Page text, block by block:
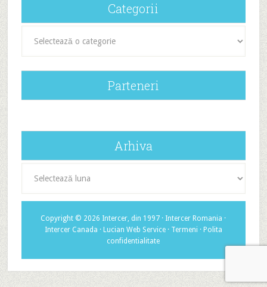
Categorii
Parteneri
Arhiva
Copyright © 2026 Intercer, din 1997 · Intercer Romania ·
Intercer Canada · Lucian Web Service· Termeni · Polita
confidentialitate